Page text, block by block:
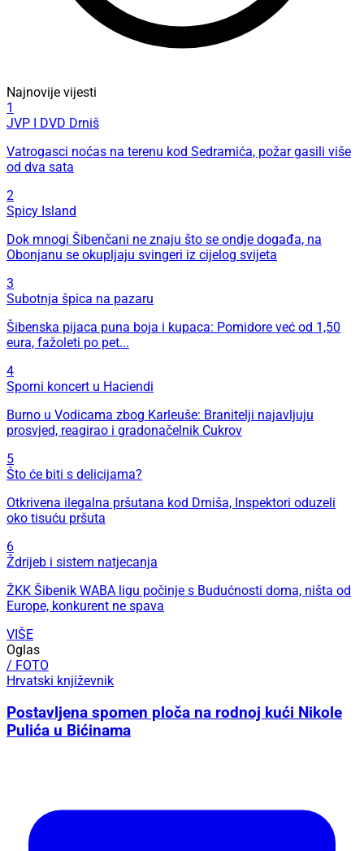
Najnovije vijesti
1
JVP I DVD Drniš
Vatrogasci noćas na terenu kod Sedramića, požar gasili više
od dva sata
2
Spicy Island
Dok mnogi Šibenčani ne znaju što se ondje događa, na
Obonjanu se okupljaju svingeri iz cijelog svijeta
3
Subotnja špica na pazaru
Šibenska pijaca puna boja i kupaca: Pomidore već od 1,50
eura, fažoleti po pet...
4
Sporni koncert u Haciendi
Burno u Vodicama zbog Karleuše: Branitelji najavljuju
prosvjed, reagirao i gradonačelnik Cukrov
5
Što će biti s delicijama?
Otkrivena ilegalna pršutana kod Drniša, Inspektori oduzeli
oko tisuću pršuta
6
Ždrijeb i sistem natjecanja
ŽKK Šibenik WABA ligu počinje s Budućnosti doma, ništa od
Europe, konkurent ne spava
VIŠE
Oglas
/ FOTO
Hrvatski književnik
Postavljena spomen ploča na rodnoj kući Nikole
Pulića u Bićinama